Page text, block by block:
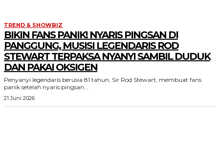
TREND & SHOWBIZ
BIKIN FANS PANIK! NYARIS PINGSAN DI
PANGGUNG, MUSISI LEGENDARIS ROD
STEWART TERPAKSA NYANYI SAMBIL DUDUK
DAN PAKAI OKSIGEN
Penyanyi legendaris berusia 81 tahun, Sir Rod Stewart, membuat fans
panik setelah nyaris pingsan...
21 Juni 2026